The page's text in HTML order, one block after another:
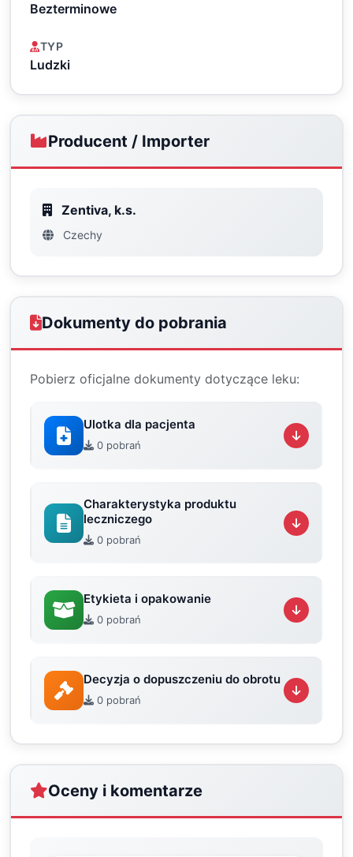
Bezterminowe
TYP
Ludzki
Producent / Importer
Zentiva, k.s.
Czechy
Dokumenty do pobrania
Pobierz oficjalne dokumenty dotyczące leku:
Ulotka dla pacjenta
0 pobrań
Charakterystyka produktu
leczniczego
0 pobrań
Etykieta i opakowanie
0 pobrań
Decyzja o dopuszczeniu do obrotu
0 pobrań
Oceny i komentarze